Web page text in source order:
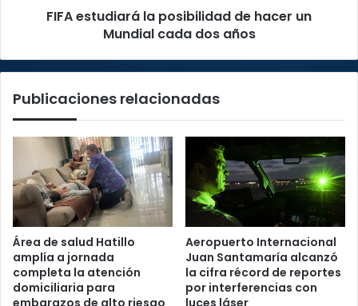
FIFA estudiará la posibilidad de hacer un
Mundial cada dos años
Publicaciones relacionadas
Área de salud Hatillo
amplía a jornada
completa la atención
domiciliaria para
embarazos de alto riesgo
Aeropuerto Internacional
Juan Santamaría alcanzó
la cifra récord de reportes
por interferencias con
luces láser